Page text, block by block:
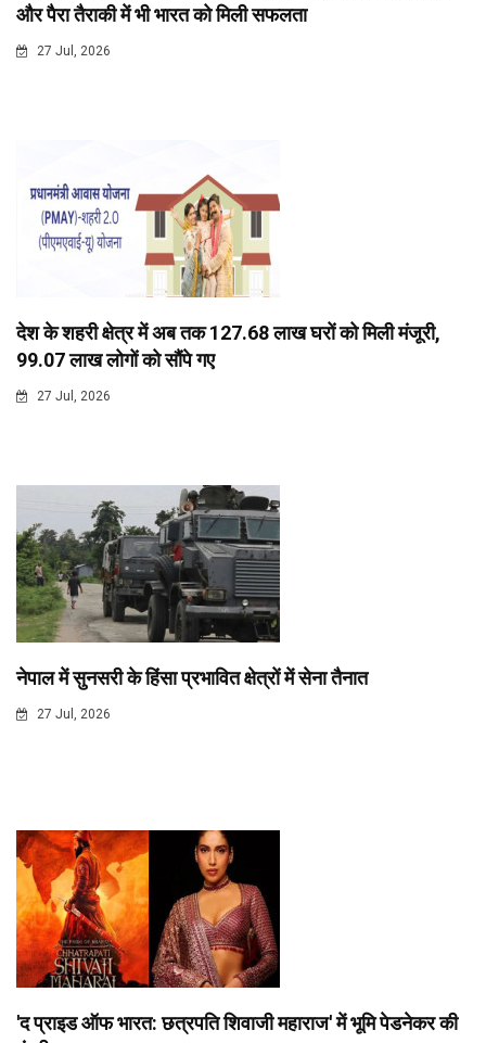
और पैरा तैराकी में भी भारत को मिली सफलता
27 Jul, 2026
देश के शहरी क्षेत्र में अब तक 127.68 लाख घरों को मिली मंजूरी,
99.07 लाख लोगों को सौंपे गए
27 Jul, 2026
नेपाल में सुनसरी के हिंसा प्रभावित क्षेत्रों में सेना तैनात
27 Jul, 2026
'द प्राइड ऑफ भारत: छत्रपति शिवाजी महाराज' में भूमि पेडनेकर की